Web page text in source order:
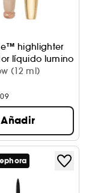
highlighter
líquido luminoso
(12 ml)
Añadir